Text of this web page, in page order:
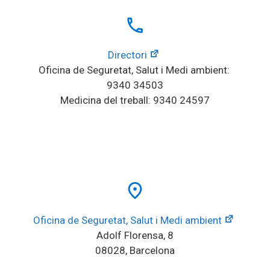
local_phone
Directori
Oficina de Seguretat, Salut i Medi ambient:
9340 34503
Medicina del treball: 9340 24597
place
Oficina de Seguretat, Salut i Medi ambient
Adolf Florensa, 8
08028, Barcelona